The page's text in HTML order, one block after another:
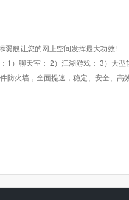
翼般让您的网上空间发挥最大功效!
聊天室； 2）江湖游戏； 3）大型
火墙，全面提速，稳定、安全、高